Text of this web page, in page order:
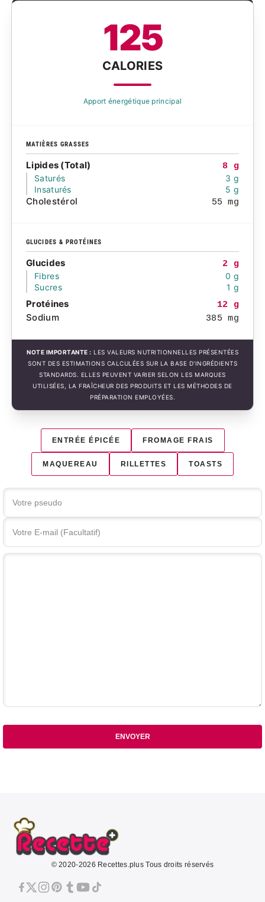
125
CALORIES
Apport énergétique principal
MATIÈRES GRASSES
Lipides (Total)
8 g
Saturés
3 g
Insaturés
5 g
Cholestérol 55 mg
GLUCIDES & PROTÉINES
Glucides
2 g
Fibres
0 g
Sucres
1 g
Protéines 12 g
Sodium 385 mg
NOTE IMPORTANTE : LES VALEURS NUTRITIONNELLES PRÉSENTÉES
SONT DES ESTIMATIONS CALCULÉES SUR LA BASE D'INGRÉDIENTS
STANDARDS. ELLES PEUVENT VARIER SELON LES MARQUES
UTILISÉES, LA FRAÎCHEUR DES PRODUITS ET LES MÉTHODES DE
PRÉPARATION EMPLOYÉES.
ENTRÉE ÉPICÉE FROMAGE FRAIS
MAQUEREAU RILLETTES TOASTS
Votre commentaire
ENVOYER
© 2020-2026 Recettes.plus Tous droits réservés